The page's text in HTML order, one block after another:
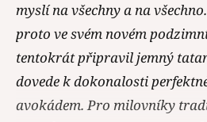
myslí na všechny a na
proto ve svém novém
tentokrát připravil jemný
dovede k dokonalosti
avokádem. Pro milovníky